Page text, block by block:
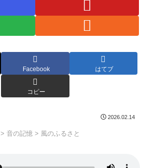
Facebook はてブ
コピー
2026.02.14
>音の記憶 > 風のふるさと